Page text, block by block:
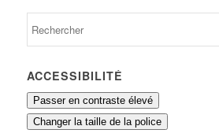
ACCESSIBILITÉ
Passer en contraste élevé
Changer la taille de la police